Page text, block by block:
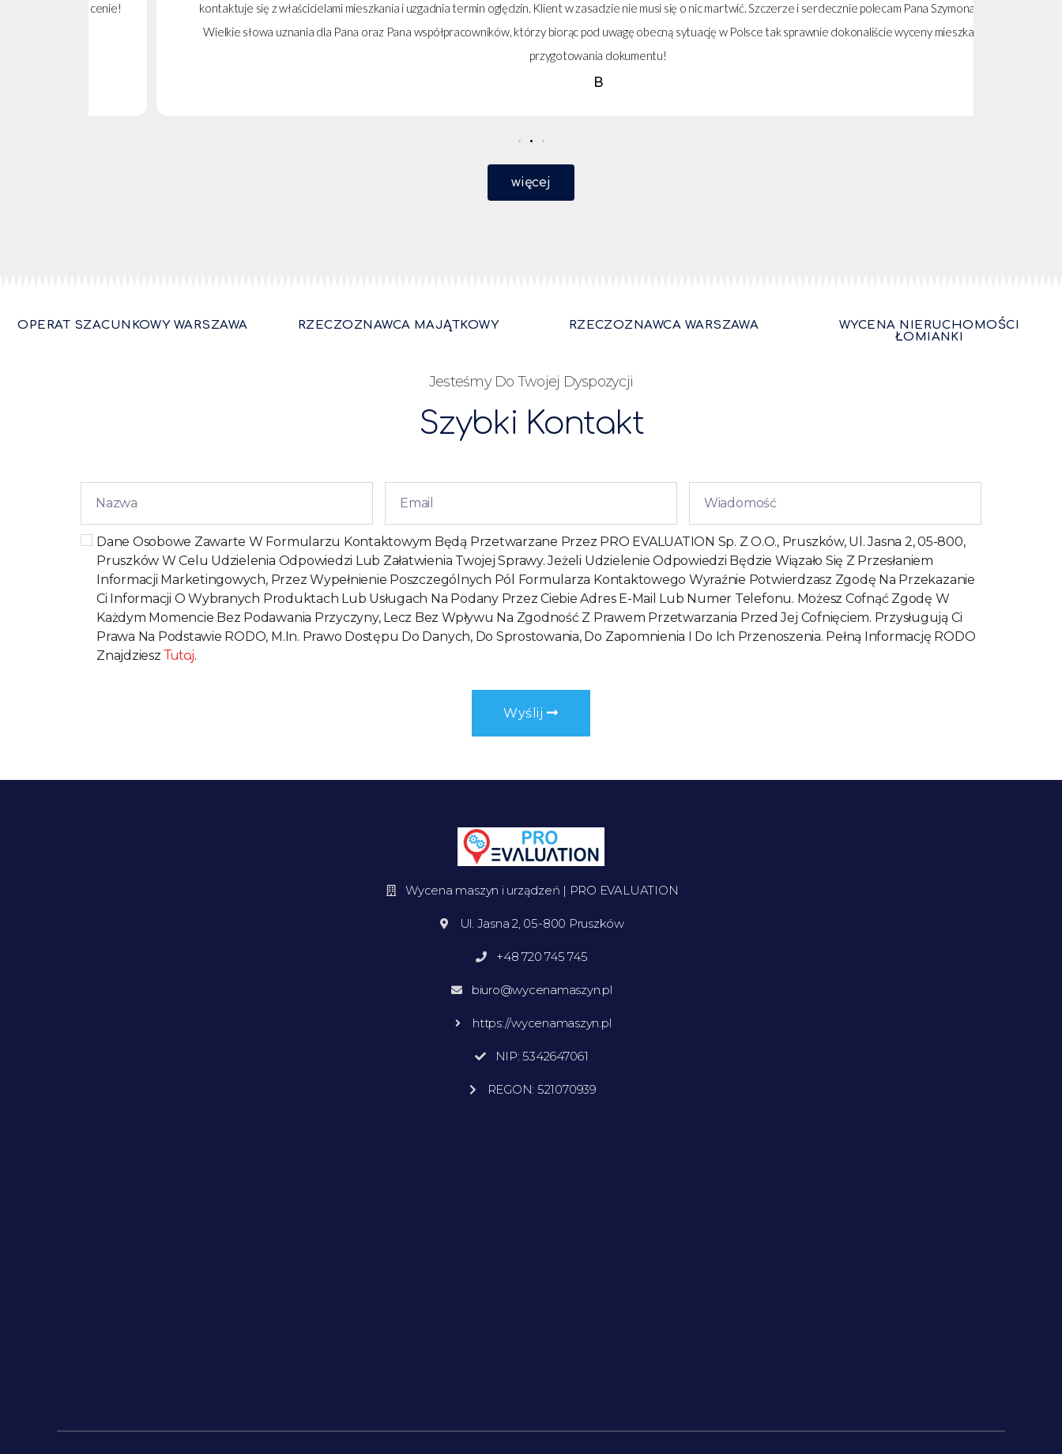
kontaktuje się z właścicielami mieszkania i uzgadnia termin oględzin. Klient w zasadzie nie musi się o nic martwić. Szczerze i serdecznie polecam Pana Szymona! P.S.
Wielkie słowa uznania dla Pana oraz Pana współpracowników, którzy biorąc pod uwagę obecną sytuację w Polsce tak sprawnie dokonaliście wyceny mieszkania i
przygotowania dokumentu!
więcej
OPERAT SZACUNKOWY WARSZAWA RZECZOZNAWCA MAJĄTKOWY RZECZOZNAWCA WARSZAWA
WYCENA NIERUCHOMOŚCI
ŁOMIANKI
Jesteśmy Do Twojej Dyspozycji
Szybki Kontakt
Dane Osobowe Zawarte W Formularzu Kontaktowym Będą Przetwarzane Przez PRO EVALUATION Sp. Z O.o., Pruszków, Ul. Jasna 2, 05-800,
Pruszków W Celu Udzielenia Odpowiedzi Lub Załatwienia Twojej Sprawy. Jeżeli Udzielenie Odpowiedzi Będzie Wiązało Się Z Przesłaniem
Informacji Marketingowych, Przez Wypełnienie Poszczególnych Pól Formularza Kontaktowego Wyraźnie Potwierdzasz Zgodę Na Przekazanie
Ci Informacji O Wybranych Produktach Lub Usługach Na Podany Przez Ciebie Adres E-Mail Lub Numer Telefonu. Możesz Cofnąć Zgodę W
Każdym Momencie Bez Podawania Przyczyny, Lecz Bez Wpływu Na Zgodność Z Prawem Przetwarzania Przed Jej Cofnięciem. Przysługują Ci
Prawa Na Podstawie RODO, M.in. Prawo Dostępu Do Danych, Do Sprostowania, Do Zapomnienia I Do Ich Przenoszenia. Pełną Informację RODO
Znajdziesz Tutaj.
Wyślij
Wycena maszyn i urządzeń | PRO EVALUATION
Ul. Jasna 2, 05-800 Pruszków
+48 720 745 745
biuro@wycenamaszyn.pl
https://wycenamaszyn.pl
NIP: 5342647061
REGON: 521070939